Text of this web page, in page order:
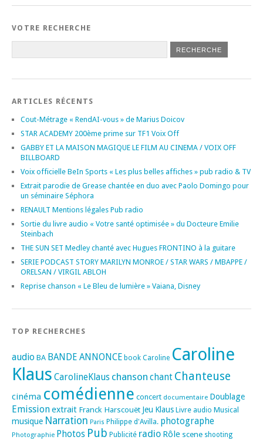
VOTRE RECHERCHE
ARTICLES RÉCENTS
Cout-Métrage « RendAI-vous » de Marius Doicov
STAR ACADEMY 200ème prime sur TF1 Voix Off
GABBY ET LA MAISON MAGIQUE LE FILM AU CINEMA / VOIX OFF
BILLBOARD
Voix officielle BeIn Sports « Les plus belles affiches » pub radio & TV
Extrait parodie de Grease chantée en duo avec Paolo Domingo pour
un séminaire Séphora
RENAULT Mentions légales Pub radio
Sortie du livre audio « Votre santé optimisée » du Docteure Emilie
Steinbach
THE SUN SET Medley chanté avec Hugues FRONTINO à la guitare
SERIE PODCAST STORY MARILYN MONROE / STAR WARS / MBAPPE /
ORELSAN / VIRGIL ABLOH
Reprise chanson « Le Bleu de lumière » Vaiana, Disney
TOP RECHERCHES
audio BA BANDE ANNONCE book Caroline Caroline
Klaus CarolineKlaus chanson chant Chanteuse
cinéma comédienne concert documentaire Doublage
Emissionextrait Franck Harscouët Jeu Klaus Livre audio Musical
musique Narration Paris Philippe d'Avilla. photographe
Photographie Photos Pub Publicité radio Rôle scene shooting